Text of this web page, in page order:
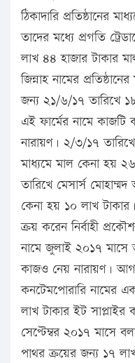
ঠিকাদারি প্রতিষ্ঠানের
তাদের মধ্যে প্রগতি
লাখ ৪৪ হাজার টাকার
জিন্নাহ নামের
জন্য ২১/৬/১৭ তারিখে
এই ফার্মের নামে কাজটি
নারায়ণ। ২/৩/১৭ তারিখে
মাধ্যমে মাল কেনা হয়
তারিখে মেসার্স মোহাম্মদ
কেনা হয় ১০ লাখ
ক্রয় করেন নির্বাহী
নামে জুলাই ২০১৭
কাজও নেয় নারায়ণ।
কনটেমপোরারি নামের
লাখ টাকার ইট
সেপ্টেম্বর ২০১৭ মাসে
পাথর ক্রয়ের জন্য ১৭